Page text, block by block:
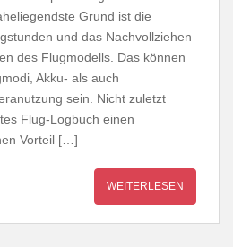
Grund ist die
und das Nachvollziehen
des Flugmodells. Das können
Akku- als auch
sein. Nicht zuletzt
Flug-Logbuch einen
Vorteil […]
WEITERLESEN